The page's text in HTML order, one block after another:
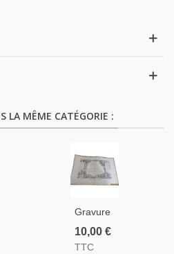
LA MÊME CATÉGORIE :
Gravure
Département
De La
10,00 €
TTC